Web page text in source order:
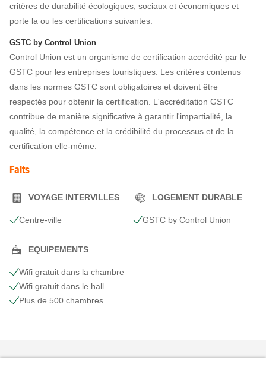
critères de durabilité écologiques, sociaux et économiques et
porte la ou les certifications suivantes:
GSTC by Control Union
Control Union est un organisme de certification accrédité par le
GSTC pour les entreprises touristiques. Les critères contenus
dans les normes GSTC sont obligatoires et doivent être
respectés pour obtenir la certification. L'accréditation GSTC
contribue de manière significative à garantir l'impartialité, la
qualité, la compétence et la crédibilité du processus et de la
certification elle-même.
Faits
VOYAGE INTERVILLES
Centre-ville
LOGEMENT DURABLE
GSTC by Control Union
EQUIPEMENTS
Wifi gratuit dans la chambre
Wifi gratuit dans le hall
Plus de 500 chambres